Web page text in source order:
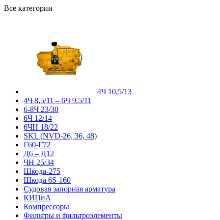
Все категории
4Ч 10,5/13
4Ч 8,5/11 – 6Ч 9.5/11
6-8Ч 23/30
6Ч 12/14
6ЧН 18/22
SKL (NVD-26, 36, 48)
Г60-Г72
Д6 – Д12
ЧН 25/34
Шкода-275
Шкода 6S-160
Судовая запорная арматура
КИПиА
Компрессоры
Фильтры и фильтроэлементы